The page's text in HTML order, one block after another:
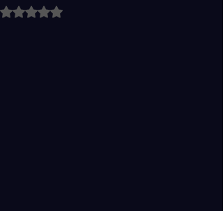
Obtuvo NaN de 5 estrellas.